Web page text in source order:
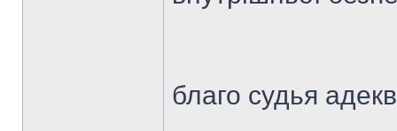
благо судья